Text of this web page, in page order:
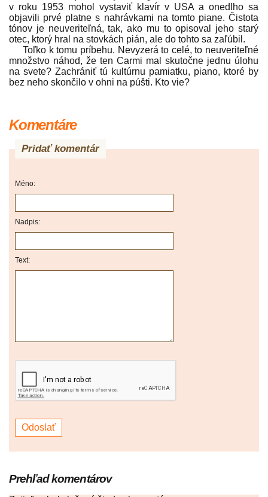
v roku 1953 mohol vystaviť klavír v USA a onedlho sa
objavili prvé platne s nahrávkami na tomto piane. Čistota
tónov je neuveriteľná, tak, ako mu to opisoval jeho starý
otec, ktorý hral na stovkách pián, ale do tohto sa zaľúbil.
Toľko k tomu príbehu. Nevyzerá to celé, to neuveriteľné
množstvo náhod, že ten Carmi mal skutočne jednu úlohu
na svete? Zachrániť tú kultúrnu pamiatku, piano, ktoré by
bez neho skončilo v ohni na púšti. Kto vie?
Komentáre
Pridať komentár
Méno:
Nadpis:
Text:
Prehľad komentárov